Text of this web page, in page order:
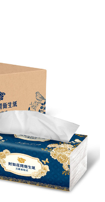
（以下簡稱本公司）所提供，讓
務，並由商店將買賣／分期付款
司帳單繳交帳款。
約關係目的，商店將以您的個人
大哥大進項蒐集、處理及利用，
確認、核對及更正。
https://oppay.tw/userRule